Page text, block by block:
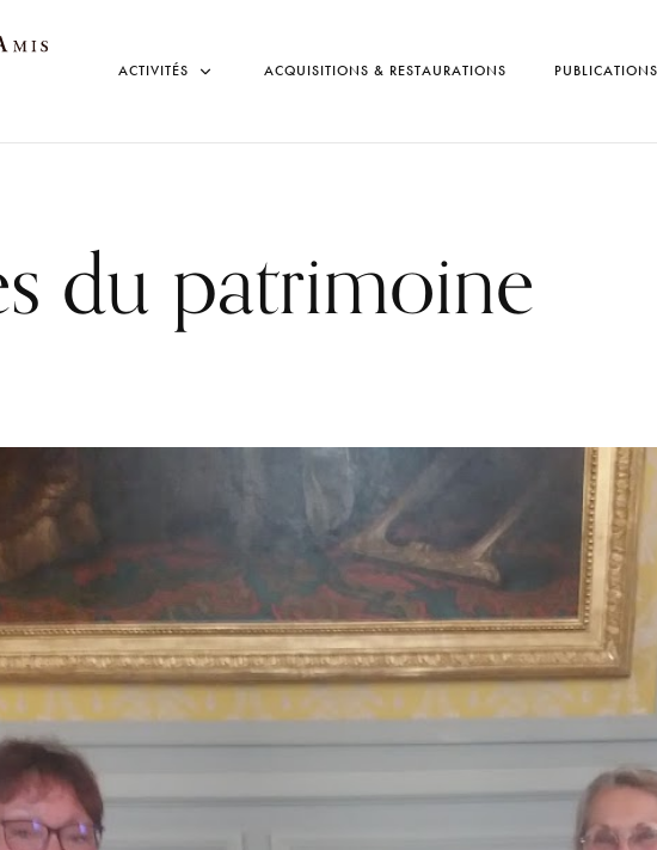
ACTIVITÉS ACQUISITIONS & RESTAURATIONS PUBLICATIONS
du patrimoine